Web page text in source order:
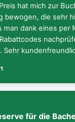
hat mich zur
bewogen, die sehr
man dank eines per
Sehr
für die